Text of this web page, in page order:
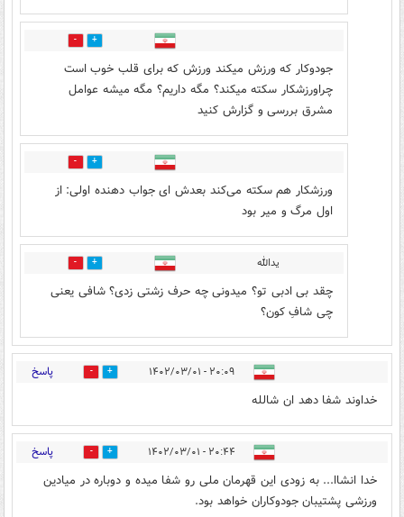
2
جودوکار که ورزش میکند ورزش که برای قلب خوب است
چراورزشکار سکته میکند؟ مگه داریم؟ مگه میشه عوامل
مشرق بررسی و گزارش کنید
0
ورزشکار هم سکته می‌کند بعدش ای جواب دهنده اولی: از
اول مرگ و میر بود
یدالله 2
چقد بی ادبی تو؟ میدونی چه حرف زشتی زدی؟ شافی یعنی
چی شافِ کون؟
۲۰:۰۹ - ۱۴۰۲/۰۳/۰۱ 24 پاسخ
خداوند شفا دهد ان شالله
۲۰:۴۴ - ۱۴۰۲/۰۳/۰۱ 16 پاسخ
خدا انشاا... به زودی این قهرمان ملی رو شفا میده و دوباره در میادین
ورزشی پشتیبان جودوکاران خواهد بود.